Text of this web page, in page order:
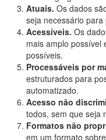
Atuais. Os dados
seja necessário
Acessíveis. Os
mais amplo possível
possíveis.
Processáveis por
estruturados para
automatizado.
Acesso não
todos, sem que seja
Formatos não
em um formato